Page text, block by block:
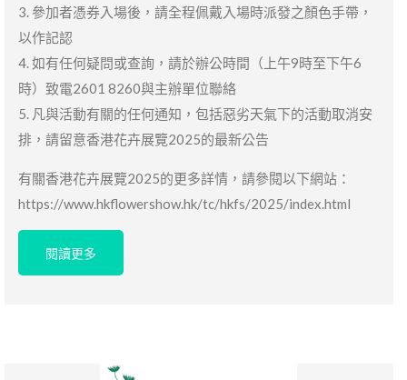
3. 參加者憑券入場後，請全程佩戴入場時派發之顏色手帶，
以作記認
4. 如有任何疑問或查詢，請於辦公時間（上午9時至下午6
時）致電2601 8260與主辦單位聯絡
5. 凡與活動有關的任何通知，包括惡劣天氣下的活動取消安
排，請留意香港花卉展覽2025的最新公告
有關香港花卉展覽2025的更多詳情，請參閱以下網站：
https://www.hkflowershow.hk/tc/hkfs/2025/index.html
閱讀更多